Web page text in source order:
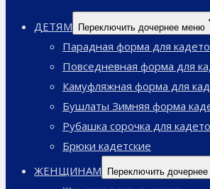
ДЕТЯМ Переключить дочернее меню
Парадная форма для
Повседневная форма для
Камуфляжная форма для
Бушлаты Зимняя форма
Рубашка сорочка для
Брюки кадетские
ЖЕНЩИНАМ
Переключить